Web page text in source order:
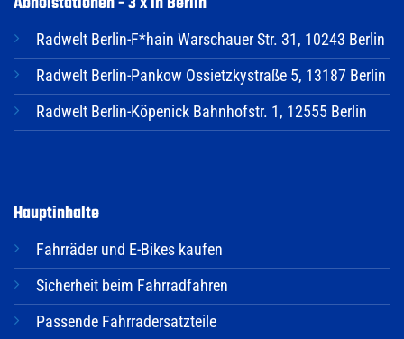
Radwelt Berlin-F*hain Warschauer Str. 31, 10243 Berlin
Radwelt Berlin-Pankow Ossietzkystraße 5, 13187 Berlin
Radwelt Berlin-Köpenick Bahnhofstr. 1, 12555 Berlin
Hauptinhalte
Fahrräder und E-Bikes kaufen
Sicherheit beim Fahrradfahren
Passende Fahrradersatzteile